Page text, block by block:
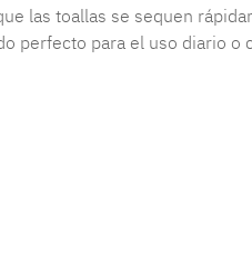
las toallas se sequen
perfecto para el uso diario o